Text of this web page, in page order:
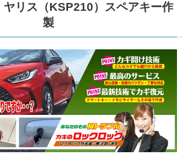
ヤリス（KSP210）スペアキー作
製